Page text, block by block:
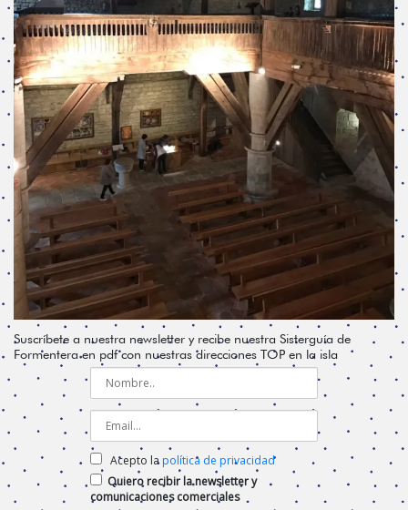
Suscríbete a nuestra newsletter y recibe nuestra Sisterguía de
Formentera en pdf con nuestras direcciones TOP en la isla
Acepto lapolítica de privacidad
Quiero recibir la newsletter y
comunicaciones comerciales